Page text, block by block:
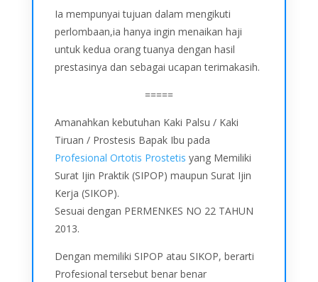
Ia mempunyai tujuan dalam mengikuti
perlombaan,ia hanya ingin menaikan haji
untuk kedua orang tuanya dengan hasil
prestasinya dan sebagai ucapan terimakasih.
=====
Amanahkan kebutuhan Kaki Palsu / Kaki
Tiruan / Prostesis Bapak Ibu pada
Profesional Ortotis Prostetis yang Memiliki
Surat Ijin Praktik (SIPOP) maupun Surat Ijin
Kerja (SIKOP).
Sesuai dengan PERMENKES NO 22 TAHUN
2013.
Dengan memiliki SIPOP atau SIKOP, berarti
Profesional tersebut benar benar